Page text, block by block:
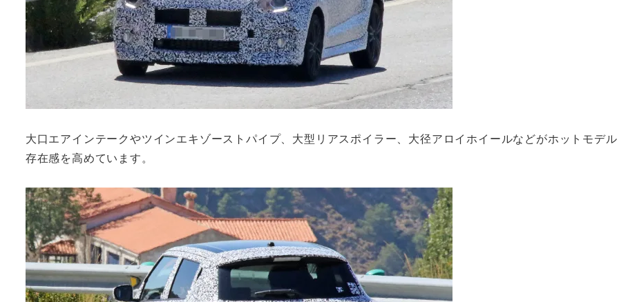
大口エアインテークやツインエキゾーストパイプ、大型リアスポイラー、大径アロイホイールなどがホットモデ
存在感を高めています。